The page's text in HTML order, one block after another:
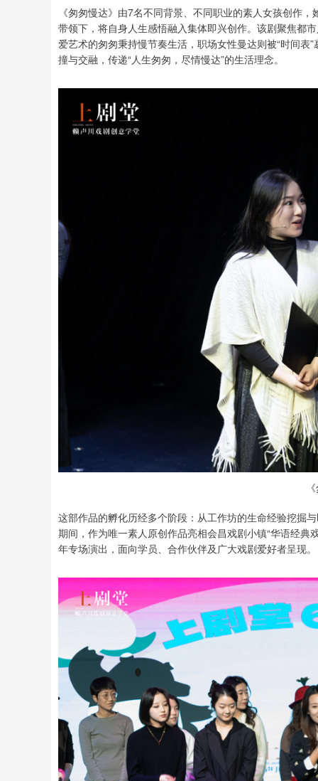
《匆匆慢达》由7名不同背景、不同职业的素人女孩创作
带领下，将自身人生感悟融入集体即兴创作。该剧聚焦都
爱艺术的匆匆秉持慢节奏生活，职场女性曼达则被“时间表
撞与交融，传递“人生匆匆，尽情慢达”的生活理念。
这部作品的孵化历经多个阶段：从工作坊的生命经验挖掘
期间，作为唯一素人原创作品亮相会昌戏剧小镇“华语经
年专场演出，面向学员、合作伙伴及广大戏剧爱好者呈现。